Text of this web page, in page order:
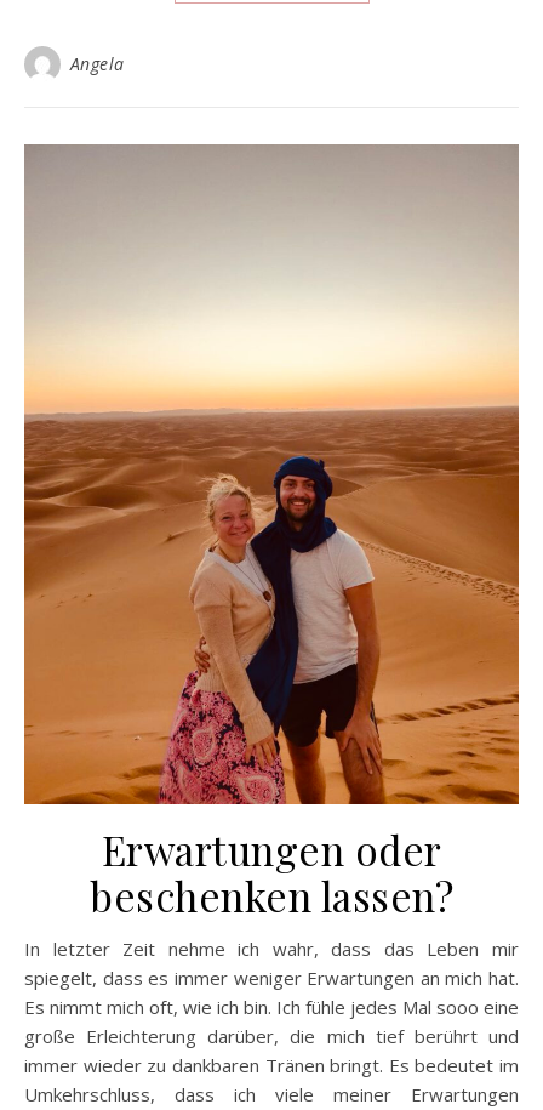
Angela
Erwartungen oder
beschenken lassen?
In letzter Zeit nehme ich wahr, dass das Leben mir
spiegelt, dass es immer weniger Erwartungen an mich hat.
Es nimmt mich oft, wie ich bin. Ich fühle jedes Mal sooo eine
große Erleichterung darüber, die mich tief berührt und
immer wieder zu dankbaren Tränen bringt. Es bedeutet im
Umkehrschluss, dass ich viele meiner Erwartungen